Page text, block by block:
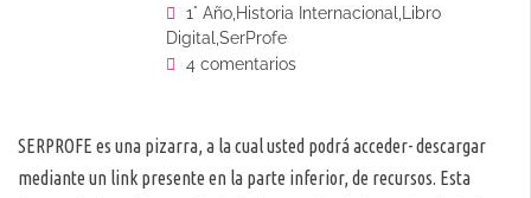
1° Año,Historia Internacional,Libro
Digital,SerProfe
4 comentarios
SERPROFE es una pizarra, a la cual usted podrá acceder- descargar
mediante un link presente en la parte inferior, de recursos. Esta